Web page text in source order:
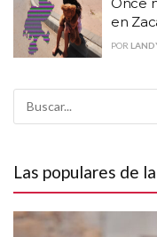
en
POR
Las populares de